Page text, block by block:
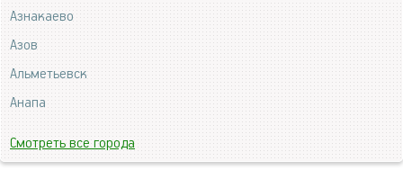
Азнакаево
Азов
Альметьевск
Анапа
Смотреть все города